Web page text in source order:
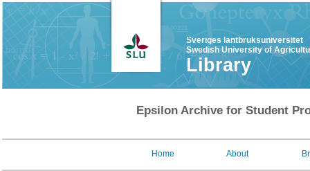
Sveriges lantbruksuniversitet
Swedish University of
Library
Epsilon Archive for Student
Home About